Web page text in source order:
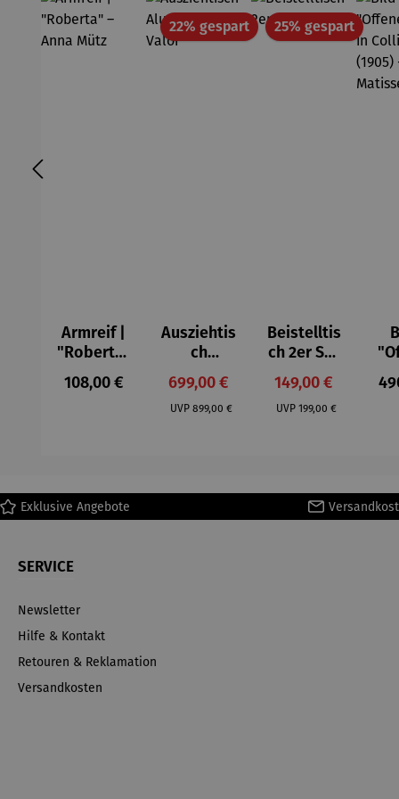
Armreif |
"Roberta"
– Anna
Mütz
Regulärer Preis:
108,00 €
22% gespartRabatt
Ausziehtis
ch
Aluminium
– Valor
Verkaufspreis:
699,00 €
UVP Regulärer Preis:
899,00 €
25% gespartRabatt
Beistelltis
ch 2er Set
– Dalias
Verkaufspreis:
149,00 €
UVP Regulärer Preis:
199,00 €
Exklusive Angebote
SERVICE
Newsletter
Hilfe & Kontakt
Retouren & Reklamation
Versandkosten